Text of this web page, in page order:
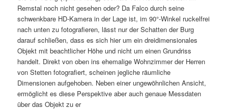
Remstal noch nicht gesehen oder? Da Falco durch seine
schwenkbare HD-Kamera in der Lage ist, im 90°-Winkel ruckelfrei
nach unten zu fotografieren, lässt nur der Schatten der Burg
darauf schließen, dass es sich hier um ein dreidimensionales
Objekt mit beachtlicher Höhe und nicht um einen Grundriss
handelt. Direkt von oben ins ehemalige Wohnzimmer der Herren
von Stetten fotografiert, scheinen jegliche räumliche
Dimensionen aufgehoben. Neben einer ungewöhnlichen Ansicht,
ermöglicht es diese Perspektive aber auch genaue Messdaten
über das Objekt zu er